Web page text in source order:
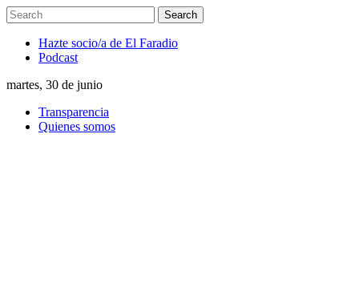
Hazte socio/a de El Faradio
Podcast
martes, 30 de junio
Transparencia
Quienes somos